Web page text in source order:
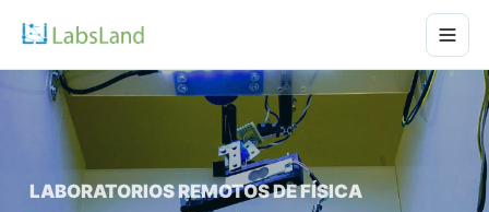
LABORATORIOS REMOTOS DE FÍSICA